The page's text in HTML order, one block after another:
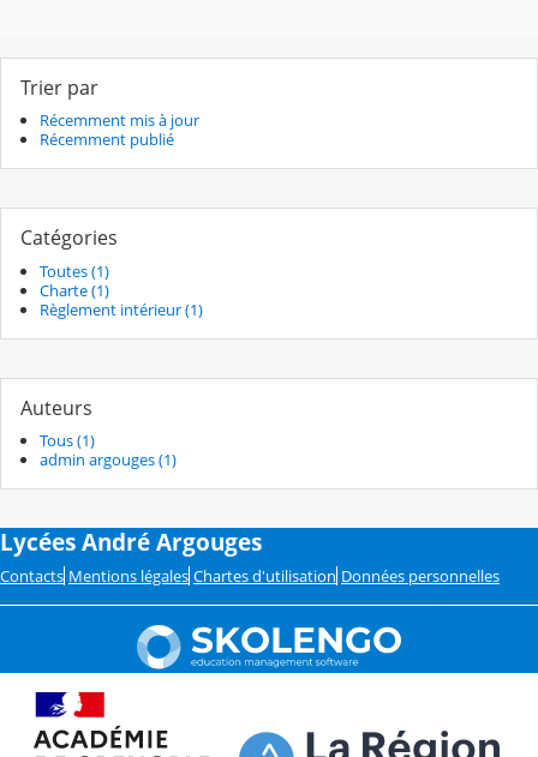
Trier par
Récemment mis à jour
Récemment publié
Catégories
Toutes (1)
Charte (1)
Règlement intérieur (1)
Auteurs
Tous (1)
admin argouges (1)
Lycées André Argouges
Contacts Mentions légales Chartes d'utilisation Données personnelles